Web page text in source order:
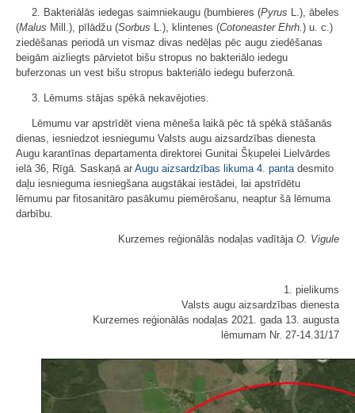
2. Bakteriālās iedegas saimniekaugu (bumbieres (Pyrus L.), ābeles
(Malus Mill.), pīlādžu (Sorbus L.), klintenes (Cotoneaster Ehrh.) u. c.)
ziedēšanas periodā un vismaz divas nedēļas pēc augu ziedēšanas
beigām aizliegts pārvietot bišu stropus no bakteriālo iedegu
buferzonas un vest bišu stropus bakteriālo iedegu buferzonā.
3. Lēmums stājas spēkā nekavējoties.
Lēmumu var apstrīdēt viena mēneša laikā pēc tā spēkā stāšanās
dienas, iesniedzot iesniegumu Valsts augu aizsardzības dienesta
Augu karantīnas departamenta direktorei Gunitai Šķupelei Lielvārdes
ielā 36, Rīgā. Saskaņā ar Augu aizsardzības likuma 4. pantadesmito
daļu iesnieguma iesniegšana augstākai iestādei, lai apstrīdētu
lēmumu par fitosanitāro pasākumu piemērošanu, neaptur šā lēmuma
darbību.
Kurzemes reģionālās nodaļas vadītāja O. Vigule
1. pielikums
Valsts augu aizsardzības dienesta
Kurzemes reģionālās nodaļas 2021. gada 13. augusta
lēmumam Nr. 27-14.31/17